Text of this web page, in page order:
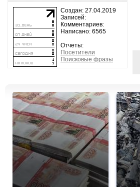
Создан: 27.04.2019
Записей:
Комментариев:
Написано: 6565
Отчеты:
Посетители
Поисковые фразы